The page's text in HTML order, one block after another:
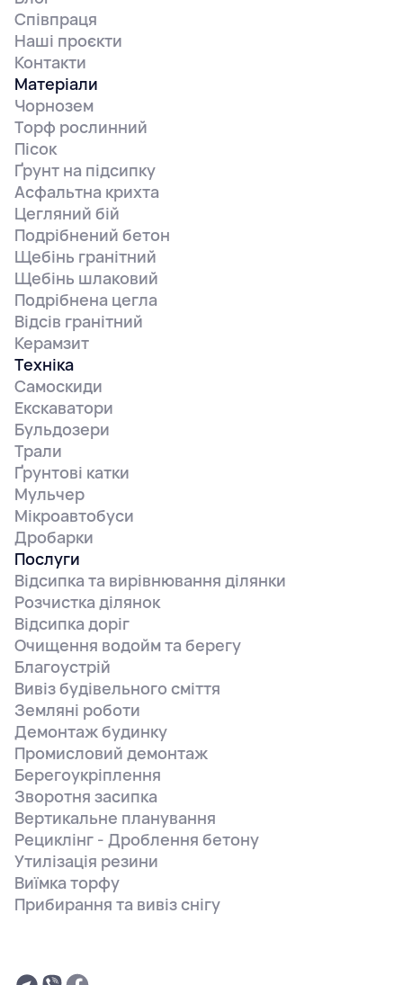
Співпраця
Наші проєкти
Контакти
Матеріали
Чорнозем
Торф рослинний
Пісок
Ґрунт на підсипку
Асфальтна крихта
Цегляний бій
Подрібнений бетон
Щебінь гранітний
Щебінь шлаковий
Подрібнена цегла
Відсів гранітний
Керамзит
Техніка
Самоскиди
Екскаватори
Бульдозери
Трали
Ґрунтові катки
Мульчер
Мікроавтобуси
Дробарки
Послуги
Відсипка та вирівнювання ділянки
Розчистка ділянок
Відсипка доріг
Очищення водойм та берегу
Благоустрій
Вивіз будівельного сміття
Земляні роботи
Демонтаж будинку
Промисловий демонтаж
Берегоукріплення
Зворотня засипка
Вертикальне планування
Рециклінг - Дроблення бетону
Утилізація резини
Виїмка торфу
Прибирання та вивіз снігу